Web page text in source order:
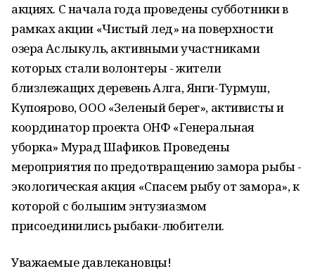
акциях. С начала года проведены субботники в
рамках акции «Чистый лед» на поверхности
озера Аслыкуль, активными участниками
которых стали волонтеры - жители
близлежащих деревень Алга, Янги-Турмуш,
Купоярово, ООО «Зеленый берег», активисты и
координатор проекта ОНФ «Генеральная
уборка» Мурад Шафиков. Проведены
мероприятия по предотвращению замора рыбы -
экологическая акция «Спасем рыбу от замора», к
которой с большим энтузиазмом
присоединились рыбаки-любители.
Уважаемые давлекановцы!